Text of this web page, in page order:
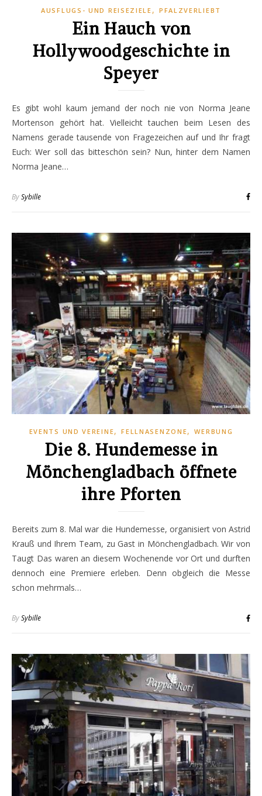
AUSFLUGS- UND REISEZIELE , PFALZVERLIEBT
Ein Hauch von
Hollywoodgeschichte in
Speyer
Es gibt wohl kaum jemand der noch nie von Norma Jeane
Mortenson gehört hat. Vielleicht tauchen beim Lesen des
Namens gerade tausende von Fragezeichen auf und Ihr fragt
Euch: Wer soll das bitteschön sein? Nun, hinter dem Namen
Norma Jeane…
BySybille
EVENTS UND VEREINE,FELLNASENZONE,WERBUNG
Die 8. Hundemesse in
Mönchengladbach öffnete
ihre Pforten
Bereits zum 8. Mal war die Hundemesse, organisiert von Astrid
Krauß und Ihrem Team, zu Gast in Mönchengladbach. Wir von
Taugt Das waren an diesem Wochenende vor Ort und durften
dennoch eine Premiere erleben. Denn obgleich die Messe
schon mehrmals…
BySybille